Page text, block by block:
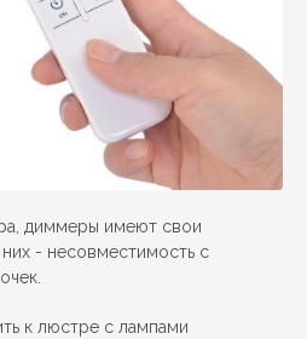
диммеры имеют свои
- несовместимость с
к люстре с лампами